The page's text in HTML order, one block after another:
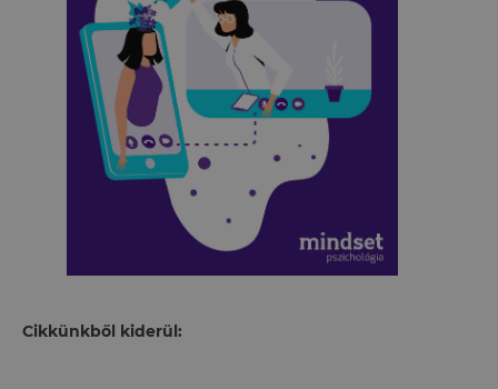
Cikkünkből kiderül: